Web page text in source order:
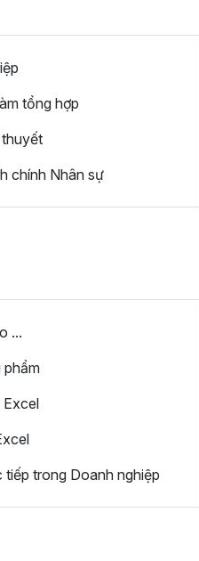
tổng hợp
chính Nhân sự
...
phẩm
Excel
trong Doanh nghiệp